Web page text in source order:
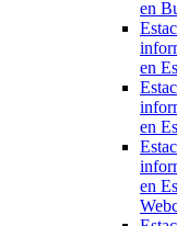
en
en
en
en